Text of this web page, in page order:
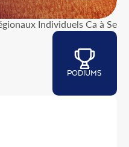
Individuels Ca à Se
PODIUMS